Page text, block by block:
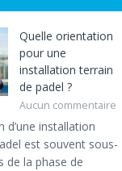
Quelle orientation
pour une
installation terrain
de padel ?
Aucun commentaire
d’une installation
est souvent sous-
de la phase de